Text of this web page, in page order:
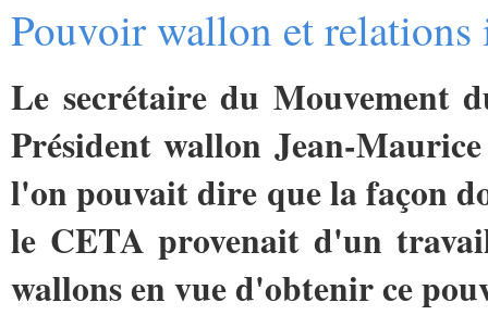
Pouvoir wallon et relations
Le secrétaire du Mouvement
Président wallon Jean-
l'on pouvait dire que la façon
le CETA provenait d'un
wallons en vue d'obtenir ce